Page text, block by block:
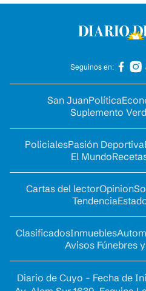
Seguinos en:
San JuanPolítica
Suplemento
PolicialesPasión Deportiva
El Mundo
Cartas del lectorOpinion
Tendencia
ClasificadosInmuebles
Avisos Fúnebres
Diario de Cuyo - Fecha de